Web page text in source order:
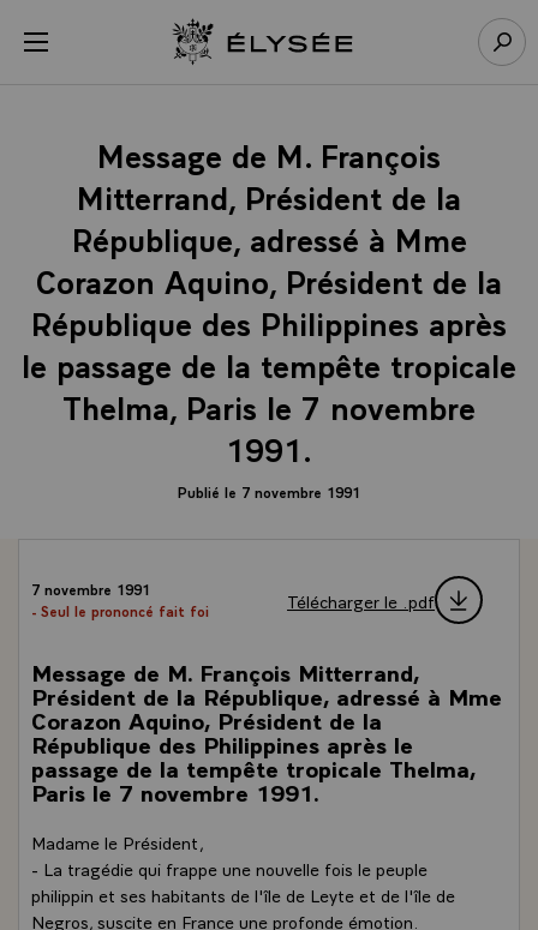
menu Retour à l’accueil Élysée
Message de M. François
Mitterrand, Président de la
République, adressé à Mme
Corazon Aquino, Président de la
République des Philippines après
le passage de la tempête tropicale
Thelma, Paris le 7 novembre
1991.
Publié le 7 novembre 1991
7 novembre 1991
- Seul le prononcé fait foi
Télécharger le .pdf
Message de M. François Mitterrand,
Président de la République, adressé à Mme
Corazon Aquino, Président de la
République des Philippines après le
passage de la tempête tropicale Thelma,
Paris le 7 novembre 1991.
Madame le Président,
- La tragédie qui frappe une nouvelle fois le peuple
philippin et ses habitants de l'île de Leyte et de l'île de
Negros, suscite en France une profonde émotion.
Panneau de gestion des cookies